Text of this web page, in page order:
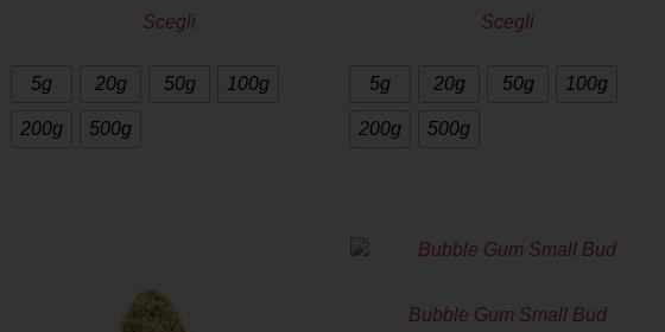
Scegli
5g 20g 50g 100g
200g 500g
Scegli
5g 20g 50g 100g
200g 500g
Bubble Gum Small Bud